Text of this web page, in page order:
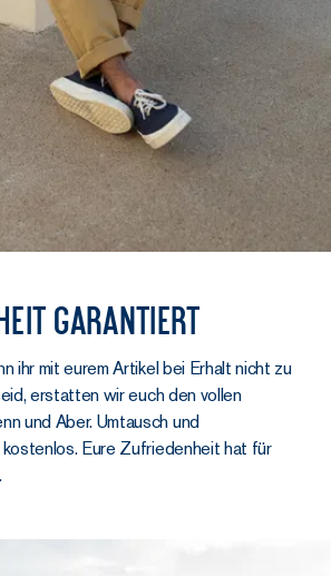
garantiert
ihr mit eurem Artikel bei Erhalt nicht zu
erstatten wir euch den vollen
und Aber. Umtausch und
Eure Zufriedenheit hat für